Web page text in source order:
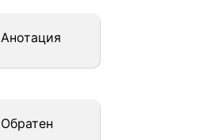
Анотация
Обратен